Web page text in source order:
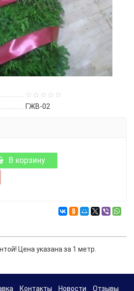
ГЖВ-02
В корзину
Цена указана за 1 метр.
Контакты Новости Отзывы